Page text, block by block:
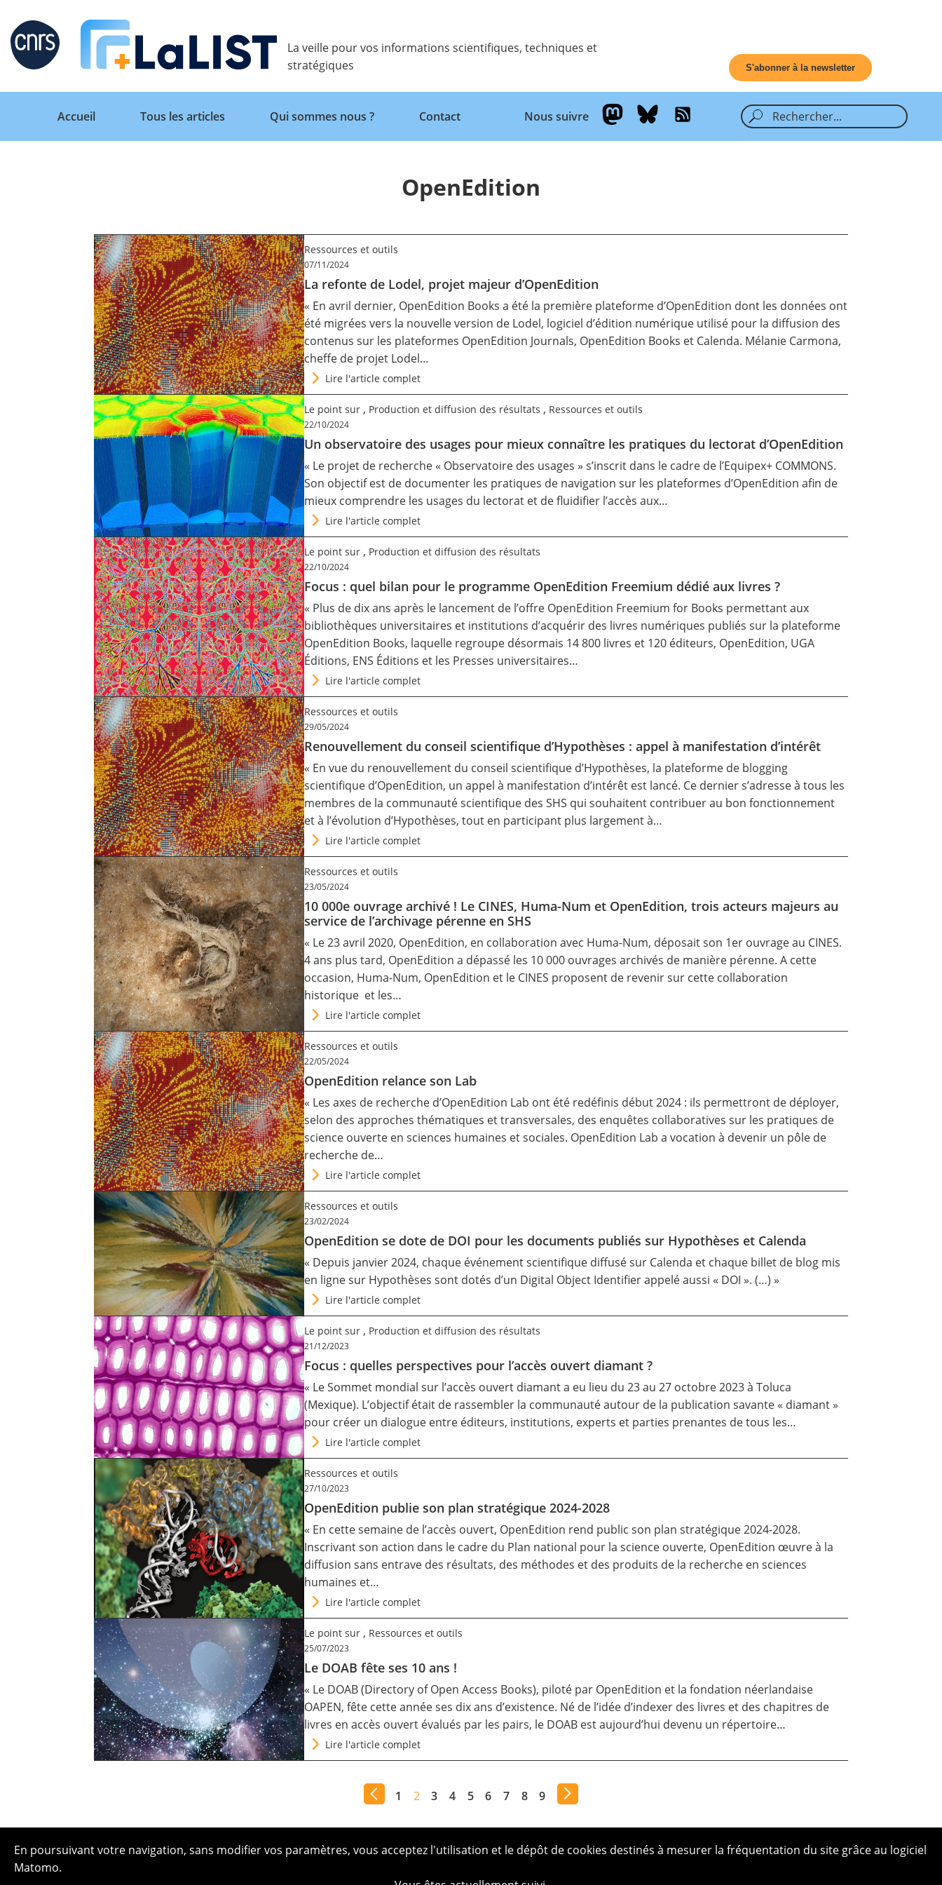
Retour
Tous les articles
Qui sommes nous ?
La veille pour vos informations scientifiques, techniques et
stratégiques
S'abonner à la newsletter
Accueil Tous les articles Qui sommes nous ? Contact Nous suivre
OpenEdition
Ressources et outils
07/11/2024
La refonte de Lodel, projet majeur d’OpenEdition
« En avril dernier, OpenEdition Books a été la première plateforme d’OpenEdition dont les données ont
été migrées vers la nouvelle version de Lodel, logiciel d’édition numérique utilisé pour la diffusion des
contenus sur les plateformes OpenEdition Journals, OpenEdition Books et Calenda. Mélanie Carmona,
cheffe de projet Lodel…
Lire l'article complet
Le point sur , Production et diffusion des résultats , Ressources et outils
22/10/2024
Un observatoire des usages pour mieux connaître les pratiques du lectorat d’OpenEdition
« Le projet de recherche « Observatoire des usages » s’inscrit dans le cadre de l’Equipex+ COMMONS.
Son objectif est de documenter les pratiques de navigation sur les plateformes d’OpenEdition afin de
mieux comprendre les usages du lectorat et de fluidifier l’accès aux…
Lire l'article complet
Le point sur , Production et diffusion des résultats
22/10/2024
Focus : quel bilan pour le programme OpenEdition Freemium dédié aux livres ?
« Plus de dix ans après le lancement de l’offre OpenEdition Freemium for Books permettant aux
bibliothèques universitaires et institutions d’acquérir des livres numériques publiés sur la plateforme
OpenEdition Books, laquelle regroupe désormais 14 800 livres et 120 éditeurs, OpenEdition, UGA
Éditions, ENS Éditions et les Presses universitaires…
Lire l'article complet
Ressources et outils
29/05/2024
Renouvellement du conseil scientifique d’Hypothèses : appel à manifestation d’intérêt
« En vue du renouvellement du conseil scientifique d’Hypothèses, la plateforme de blogging
scientifique d’OpenEdition, un appel à manifestation d’intérêt est lancé. Ce dernier s’adresse à tous les
membres de la communauté scientifique des SHS qui souhaitent contribuer au bon fonctionnement
et à l’évolution d’Hypothèses, tout en participant plus largement à…
Lire l'article complet
Ressources et outils
23/05/2024
10 000e ouvrage archivé ! Le CINES, Huma-Num et OpenEdition, trois acteurs majeurs au
service de l’archivage pérenne en SHS
« Le 23 avril 2020, OpenEdition, en collaboration avec Huma-Num, déposait son 1er ouvrageau CINES.
4 ans plus tard, OpenEdition a dépassé les 10 000 ouvrages archivés de manière pérenne. A cette
occasion, Huma-Num, OpenEdition et le CINES proposent de revenir sur cette collaboration
historique et les…
Lire l'article complet
Ressources et outils
22/05/2024
OpenEdition relance son Lab
« Les axes de recherche d’OpenEdition Lab ont été redéfinis début 2024 : ils permettront de déployer,
selon des approches thématiques et transversales, des enquêtes collaboratives sur les pratiques de
science ouverte en sciences humaines et sociales. OpenEdition Lab a vocation à devenir un pôle de
recherche de…
Lire l'article complet
Ressources et outils
23/02/2024
OpenEdition se dote de DOI pour les documents publiés sur Hypothèses et Calenda
« Depuis janvier 2024, chaque événement scientifique diffusé sur Calenda et chaque billet de blog mis
en ligne sur Hypothèses sont dotés d’un Digital Object Identifier appelé aussi « DOI ». (…) »
Lire l'article complet
Le point sur , Production et diffusion des résultats
21/12/2023
Focus : quelles perspectives pour l’accès ouvert diamant ?
« LeSommet mondial sur l’accès ouvert diamanta eu lieu du 23 au 27 octobre 2023 à Toluca
(Mexique). L’objectif était de rassembler la communauté autour de la publication savante « diamant »
pour créer un dialogue entre éditeurs, institutions, experts et parties prenantes de tous les…
Lire l'article complet
Ressources et outils
27/10/2023
OpenEdition publie son plan stratégique 2024-2028
« En cette semaine de l’accès ouvert, OpenEdition rend public son plan stratégique 2024-2028.
Inscrivant son action dans le cadre du Plan national pour la science ouverte, OpenEdition œuvre à la
diffusion sans entrave des résultats, des méthodes et des produits de la recherche en sciences
humaines et…
Lire l'article complet
Le point sur , Ressources et outils
25/07/2023
Le DOAB fête ses 10 ans !
« Le DOAB (Directory of Open Access Books), piloté par OpenEdition et la fondation néerlandaise
OAPEN, fête cette année ses dix ans d’existence. Né de l’idée d’indexer des livres et des chapitres de
livres en accès ouvert évalués par les pairs, le DOAB est aujourd’hui devenu un répertoire…
Lire l'article complet
1 2 3 4 5 6 7 8 9
En poursuivant votre navigation, sans modifier vos paramètres, vous acceptez l'utilisation et le dépôt de cookies destinés à mesurer la fréquentation du site grâce au logiciel
Matomo.